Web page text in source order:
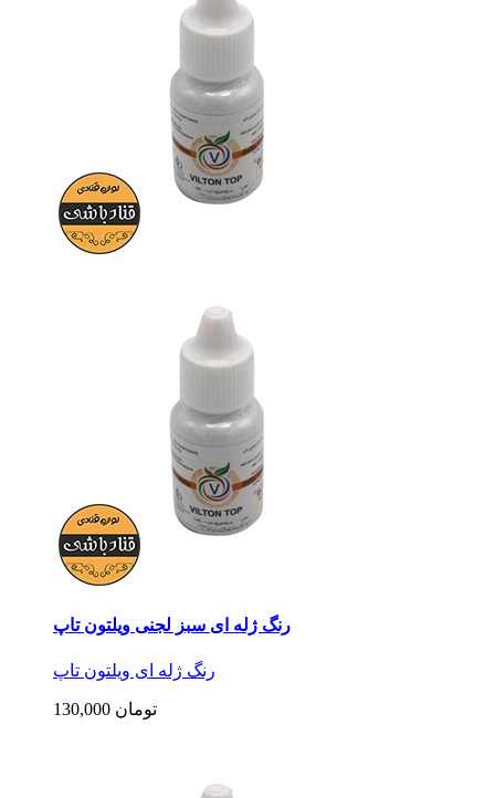
رنگ ژله ای سبز لجنی ویلتون تاپ
رنگ ژله ای ویلتون تاپ
130,000 تومان